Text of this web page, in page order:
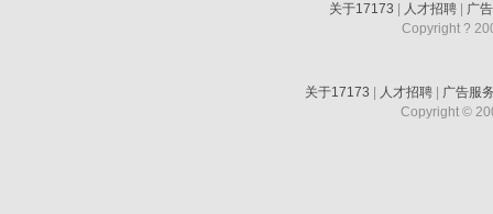
关于17173 人才招聘
广
Copyright ?
关于17173 人才招聘
广告服
Copyright ©